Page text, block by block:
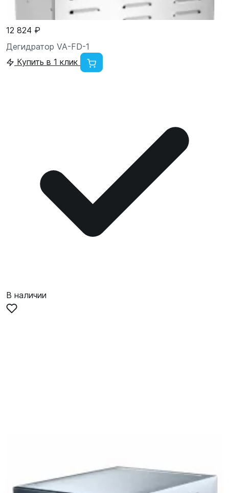
12 824 ₽
Дегидратор VA-FD-1
Купить в 1 клик
В наличии